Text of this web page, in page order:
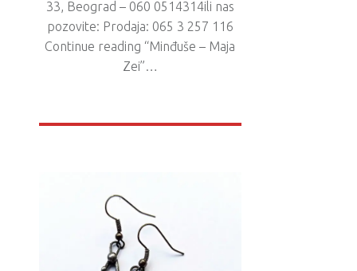
33, Beograd – 060 0514314ili nas
pozovite: Prodaja: 065 3 257 116
Continue reading “Minđuše – Maja
Zei”…